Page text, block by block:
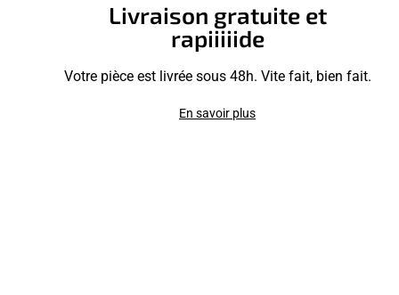
Livraison gratuite et
rapiiiiide
Votre pièce est livrée sous 48h. Vite fait, bien fait.
En savoir plus